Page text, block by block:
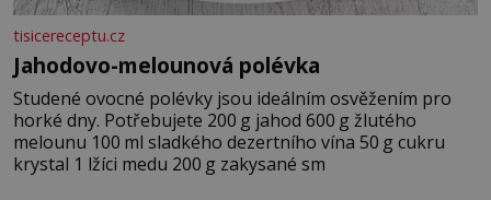
tisicereceptu.cz
Jahodovo-melounová polévka
Studené ovocné polévky jsou ideálním osvěžením pro
horké dny. Potřebujete 200 g jahod 600 g žlutého
melounu 100 ml sladkého dezertního vína 50 g cukru
krystal 1 lžíci medu 200 g zakysané sm